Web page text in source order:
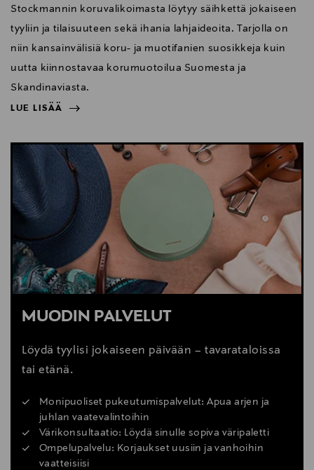
Stockmannin koruvalikoimasta löytyy säihkettä jokaiseen
tyyliin ja tilaisuuteen sekä ihania lahjaideoita. Tarjolla on
niin kansainvälisiä koru- ja muotifanien suosikkeja kuin
uutta kiinnostavaa korumuotoilua Suomesta ja
Skandinaviasta.
LUE LISÄÄ
LUE LISÄÄ
MUODIN PALVELUT
Löydä tyylisi jokaiseen päivään – tavarataloissa
tai etänä.
Monipuoliset pukeutumispalvelut: Apua arjen ja
juhlan vaatevalintoihin
Värikonsultaatio: Löydä sinulle sopiva väripaletti
Ompelupalvelu: Korjaukset uusiin ja vanhoihin
vaatteisiisi